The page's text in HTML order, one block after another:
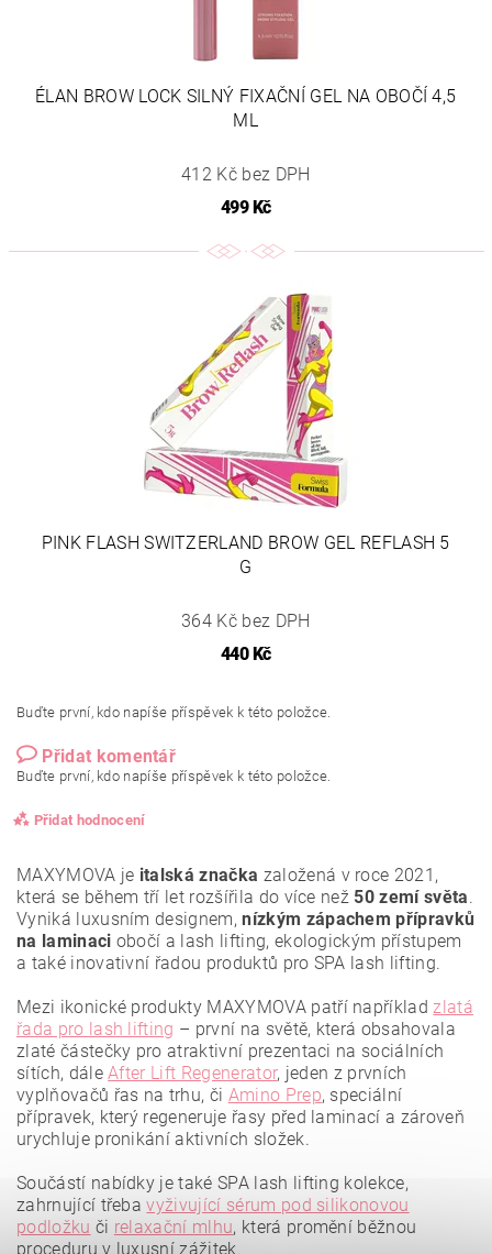
ÉLAN BROW LOCK SILNÝ FIXAČNÍ GEL NA OBOČÍ 4,5
ML
412 Kč bez DPH
499 Kč
PINK FLASH SWITZERLAND BROW GEL REFLASH 5
G
364 Kč bez DPH
440 Kč
Buďte první, kdo napíše příspěvek k této položce.
Přidat komentář
Buďte první, kdo napíše příspěvek k této položce.
Přidat hodnocení
osobních údajů.
MAXYMOVA je italská značka založená v roce 2021,
která se během tří let rozšířila do více než 50 zemí světa.
Vyniká luxusním designem,nízkým zápachem přípravků
na laminaci obočí a lash lifting, ekologickým přístupem
a také inovativní řadou produktů pro SPA lash lifting.
Mezi ikonické produkty MAXYMOVA patří napříkladzlatá
řada pro lash lifting – první na světě, která obsahovala
zlaté částečky pro atraktivní prezentaci na sociálních
sítích, dáleAfter Lift Regenerator, jeden z prvních
vyplňovačů řas na trhu, či Amino Prep, speciální
přípravek, který regeneruje řasy před laminací a zároveň
urychluje pronikání aktivních složek.
Součástí nabídky je také SPA lash lifting kolekce,
zahrnující třebavyživující sérum pod silikonovou
podložku či relaxační mlhu, která promění běžnou
proceduru v luxusní zážitek.